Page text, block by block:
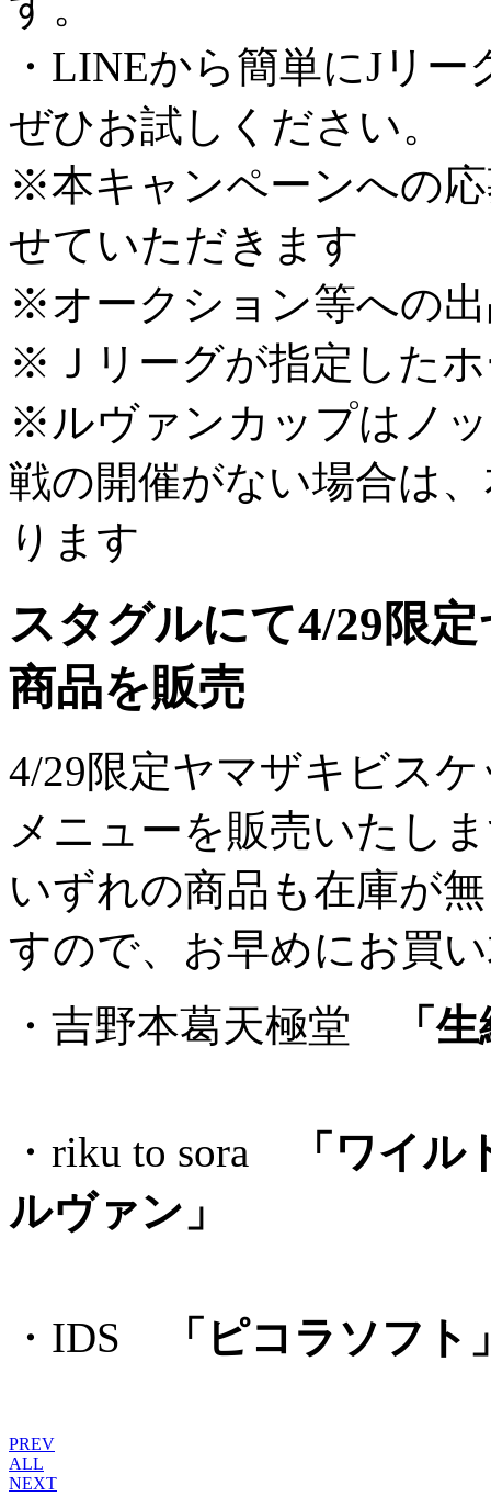
・LINEから簡単にJリ
ぜひお試しください。
※本キャンペーンへの
せていただきます
※オークション等への
※Ｊリーグが指定した
※ルヴァンカップはノ
戦の開催がない場合は
ります
スタグルにて4/29限
商品を販売
4/29限定ヤマザキビス
メニューを販売いたし
いずれの商品も在庫が
すので、お早めにお買
・吉野本葛天極堂
「
・riku to sora
「ワイ
ルヴァン」
・IDS 「ピコラソフト
PREV
ALL
NEXT